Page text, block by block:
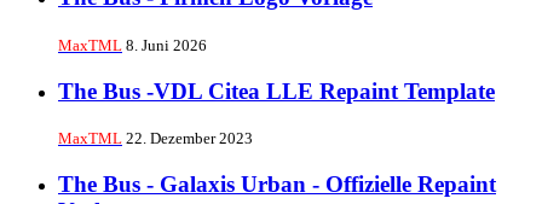
MaxTML 8. Juni 2026
The Bus -VDL Citea LLE Repaint Template
MaxTML 22. Dezember 2023
The Bus - Galaxis Urban - Offizielle Repaint